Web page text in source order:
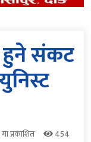
हुने संकट
प्रकाशित
454